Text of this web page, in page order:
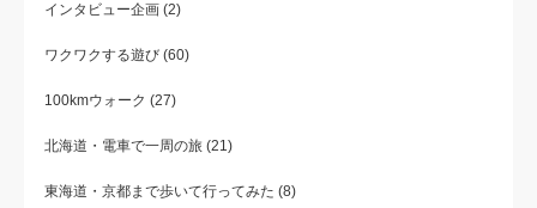
インタビュー企画 (2)
ワクワクする遊び (60)
100kmウォーク (27)
北海道・電車で一周の旅 (21)
東海道・京都まで歩いて行ってみた (8)